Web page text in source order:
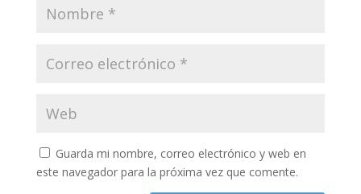
Guarda mi nombre, correo electrónico y web en
este navegador para la próxima vez que comente.